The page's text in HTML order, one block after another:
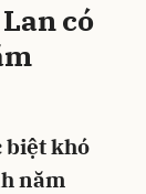
có
biệt khó
năm
Gửi